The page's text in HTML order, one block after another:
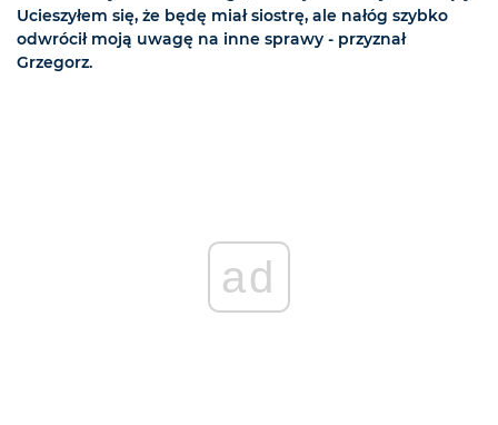
Ucieszyłem się, że będę miał siostrę, ale nałóg szybko
odwrócił moją uwagę na inne sprawy - przyznał
Grzegorz.
ad